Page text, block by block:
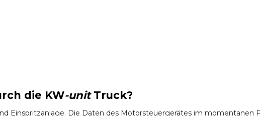
die KW-unit Truck?
Einspritzanlage. Die Daten des Motorsteuergerätes im momentanen